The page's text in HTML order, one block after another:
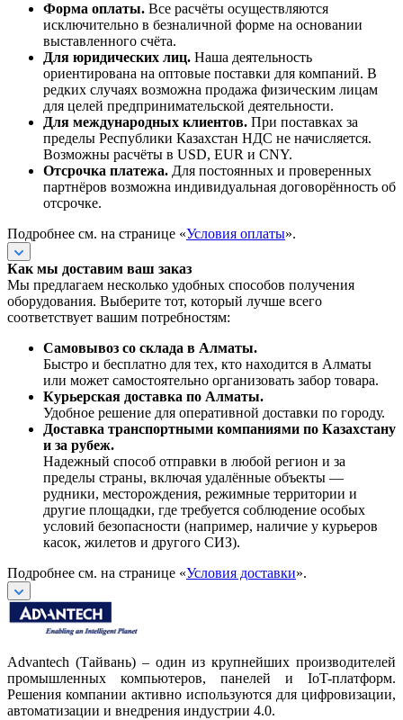
Форма оплаты. Все расчёты осуществляются
исключительно в безналичной форме на основании
выставленного счёта.
Для юридических лиц. Наша деятельность
ориентирована на оптовые поставки для компаний. В
редких случаях возможна продажа физическим лицам
для целей предпринимательской деятельности.
Для международных клиентов. При поставках за
пределы Республики Казахстан НДС не начисляется.
Возможны расчёты в USD, EUR и CNY.
Отсрочка платежа. Для постоянных и проверенных
партнёров возможна индивидуальная договорённость об
отсрочке.
Подробнее см. на странице «Условия оплаты».
Как мы доставим ваш заказ
Мы предлагаем несколько удобных способов получения
оборудования. Выберите тот, который лучше всего
соответствует вашим потребностям:
Самовывоз со склада в Алматы.
Быстро и бесплатно для тех, кто находится в Алматы
или может самостоятельно организовать забор товара.
Курьерская доставка по Алматы.
Удобное решение для оперативной доставки по городу.
Доставка транспортными компаниями по Казахстану
и за рубеж.
Надежный способ отправки в любой регион и за
пределы страны, включая удалённые объекты —
рудники, месторождения, режимные территории и
другие площадки, где требуется соблюдение особых
условий безопасности (например, наличие у курьеров
касок, жилетов и другого СИЗ).
Подробнее см. на странице «Условия доставки».
Advantech (Тайвань) – один из крупнейших производителей
промышленных компьютеров, панелей и IoT-платформ.
Решения компании активно используются для цифровизации,
автоматизации и внедрения индустрии 4.0.